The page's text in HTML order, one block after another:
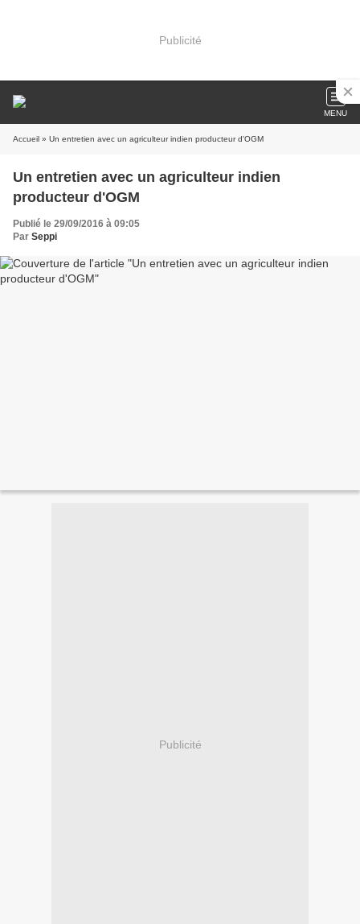
Publicité
MENU
Accueil » Un entretien avec un agriculteur indien producteur d'OGM
Un entretien avec un agriculteur indien
producteur d'OGM
Publié le 29/09/2016 à 09:05
Par Seppi
Publicité